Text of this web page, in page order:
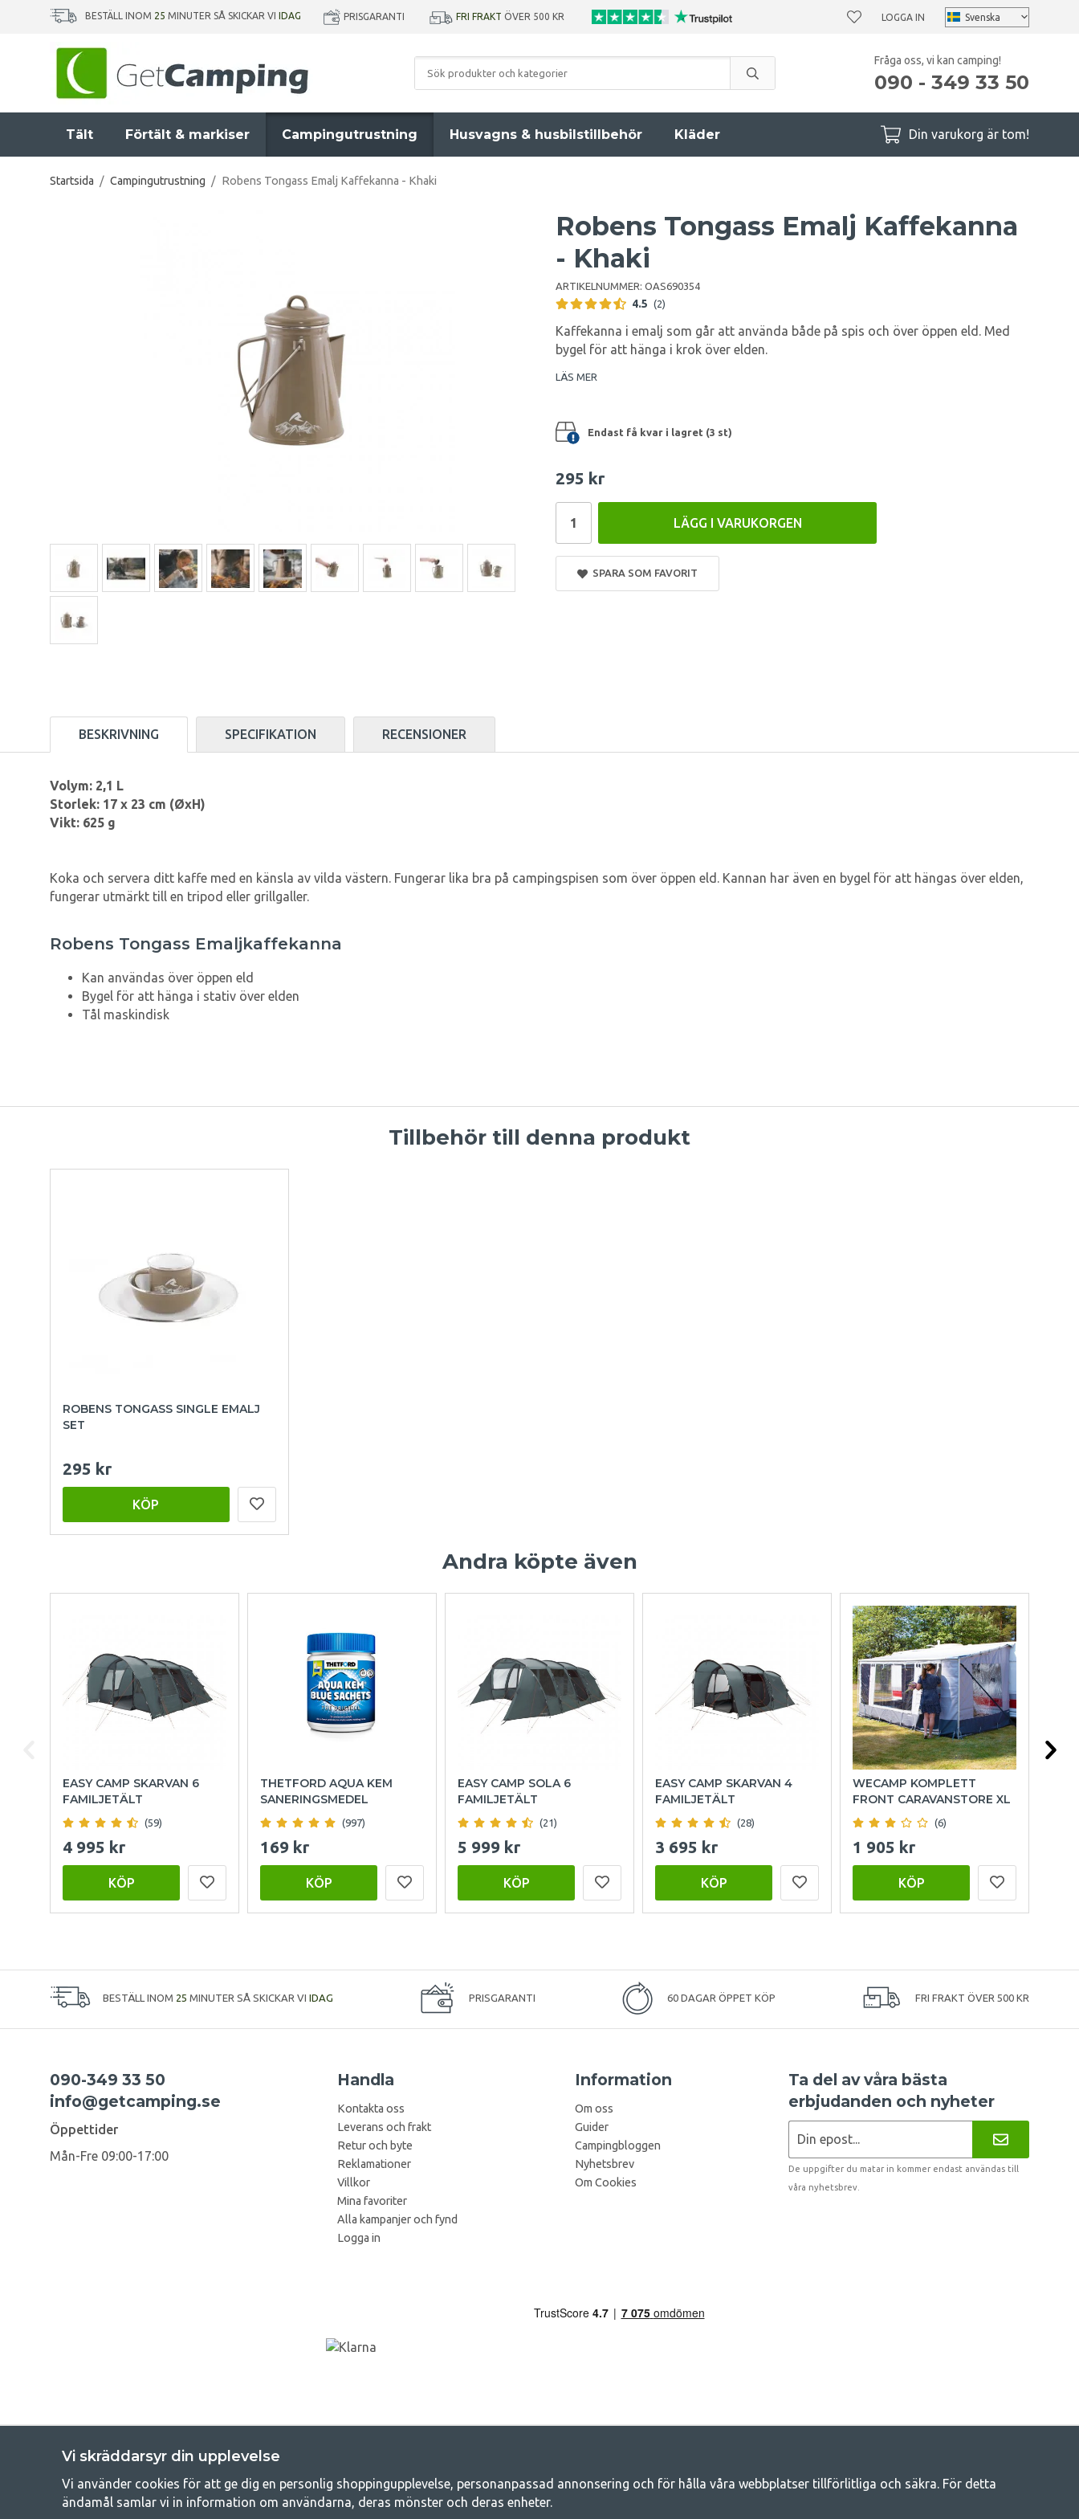
BESTÄLL INOM 25 MINUTER SÅ SKICKAR VI IDAG PRISGARANTI FRI FRAKT ÖVER 500 KR LOGGA IN
Fråga oss, vi kan camping!
090 - 349 33 50
Tält Förtält & markiser Campingutrustning Husvagns & husbilstillbehör Kläder Din varukorg är tom!
Startsida / Campingutrustning / Robens Tongass Emalj Kaffekanna - Khaki
Robens Tongass Emalj Kaffekanna
- Khaki
ARTIKELNUMMER: OAS690354
4.5 (2)
Kaffekanna i emalj som går att använda både på spis och över öppen eld. Med
bygel för att hänga i krok över elden.
LÄS MER
Endast få kvar i lagret (3 st)
295 kr
LÄGG I VARUKORGEN
SPARA SOM FAVORIT
BESKRIVNING SPECIFIKATION RECENSIONER
Volym: 2,1 L
Storlek: 17 x 23 cm (ØxH)
Vikt: 625 g
Koka och servera ditt kaffe med en känsla av vilda västern. Fungerar lika bra på campingspisen som över öppen eld. Kannan har även en bygel för att hängas över elden,
fungerar utmärkt till en tripod eller grillgaller.
Robens Tongass Emaljkaffekanna
Kan användas över öppen eld
Bygel för att hänga i stativ över elden
Tål maskindisk
Tillbehör till denna produkt
ROBENS TONGASS SINGLE EMALJ
SET
295 kr
KÖP
Andra köpte även
EASY CAMP SKARVAN 6
FAMILJETÄLT
(59)
4 995 kr
KÖP
THETFORD AQUA KEM
SANERINGSMEDEL
(997)
169 kr
KÖP
EASY CAMP SOLA 6
FAMILJETÄLT
(21)
5 999 kr
KÖP
EASY CAMP SKARVAN 4
FAMILJETÄLT
(28)
3 695 kr
KÖP
WECAMP KOMPLETT
FRONT CARAVANSTORE XL
(6)
1 905 kr
KÖP
BESTÄLL INOM 25 MINUTER SÅ SKICKAR VI IDAG PRISGARANTI 60 DAGAR ÖPPET KÖP FRI FRAKT ÖVER 500 KR
090-349 33 50
info@getcamping.se
Öppettider
Mån-Fre 09:00-17:00
Handla
Kontakta oss
Leverans och frakt
Retur och byte
Reklamationer
Villkor
Mina favoriter
Alla kampanjer och fynd
Logga in
Information
Om oss
Guider
Campingbloggen
Nyhetsbrev
Om Cookies
Ta del av våra bästa
erbjudanden och nyheter
De uppgifter du matar in kommer endast användas till
våra nyhetsbrev.
GetCamping.se - Din butik för camping och uteliv
Vi skräddarsyr din upplevelse
Vi använder cookies för att ge dig en personlig shoppingupplevelse, personanpassad annonsering och för hålla våra webbplatser tillförlitliga och säkra. För detta
ändamål samlar vi in information om användarna, deras mönster och deras enheter.